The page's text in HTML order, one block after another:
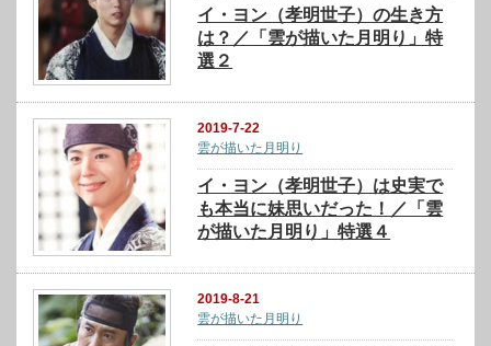
イ・ヨン（孝明世子）の生き方
は？／「雲が描いた月明り」特
選２
2019-7-22
雲が描いた月明り
イ・ヨン（孝明世子）は史実で
も本当に妹思いだった！／「雲
が描いた月明り」特選４
2019-8-21
雲が描いた月明り